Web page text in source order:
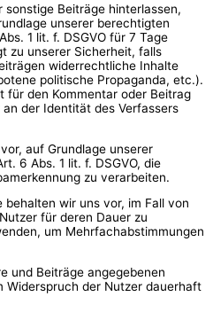
sonstige Beiträge hinterlassen,
unserer berechtigten
1 lit. f. DSGVO für 7 Tage
zu unserer Sicherheit, falls
widerrechtliche Inhalte
politische Propaganda, etc.).
für den Kommentar oder Beitrag
der Identität des Verfassers
auf Grundlage unserer
6 Abs. 1 lit. f. DSGVO, die
zu verarbeiten.
wir uns vor, im Fall von
für deren Dauer zu
um Mehrfachabstimmungen
und Beiträge angegebenen
Widerspruch der Nutzer dauerhaft